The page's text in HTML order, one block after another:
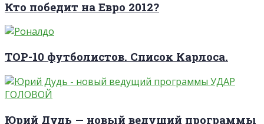
Кто победит на Евро 2012?
TOP-10 футболистов. Список Карлоса.
Юрий Дудь — новый ведущий программы